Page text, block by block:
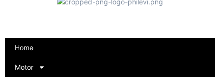
Home
Motor